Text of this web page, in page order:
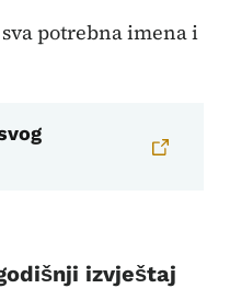
potrebna imena i
izvještaj